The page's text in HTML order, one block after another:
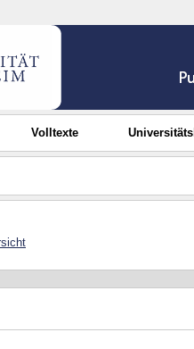
Volltexte